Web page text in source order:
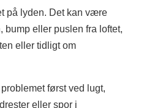
på lyden. Det kan være
bump eller puslen fra loftet,
eller tidligt om
først ved lugt,
eller spor i